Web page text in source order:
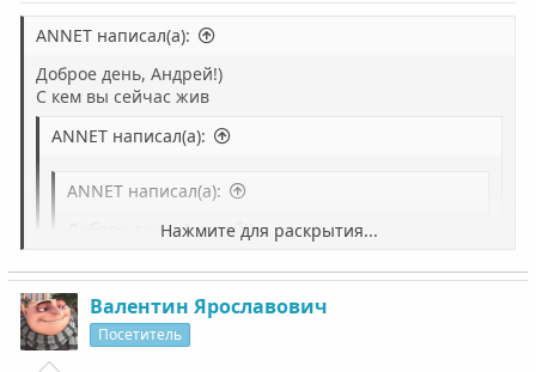
ANNET написал(а):
Доброе день, Андрей!)
С кем вы сейчас жив
ANNET написал(а):
ANNET написал(а):
Доброе день, Андрей!)
добрый день!живу один!
Нажмите для раскрытия...
Нажмите для раскрытия...
Валентин Ярославович
Посетитель